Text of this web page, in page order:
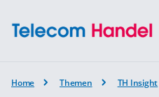
Home Themen TH Insight